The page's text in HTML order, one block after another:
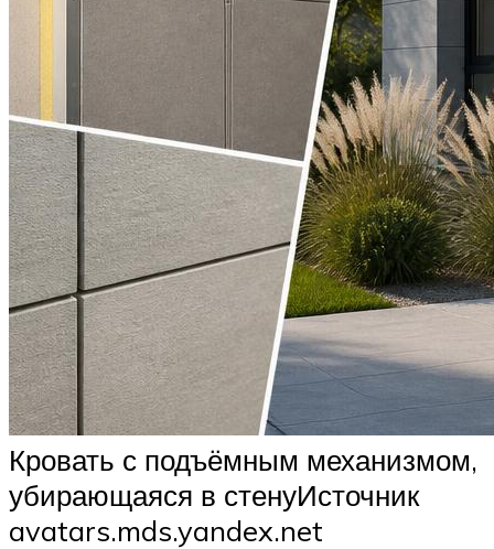
Кровать с подъёмным механизмом,
убирающаяся в стенуИсточник
avatars.mds.yandex.net